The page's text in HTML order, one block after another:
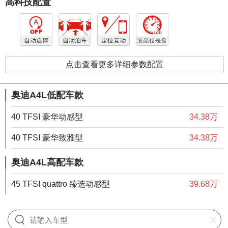
高科技配置
点击查看更多详细参数配置
奥迪A4L低配车款
40 TFSI 豪华动感型 34.38万
40 TFSI 豪华致雅型 34.38万
奥迪A4L高配车款
45 TFSI quattro 臻选动感型 39.68万